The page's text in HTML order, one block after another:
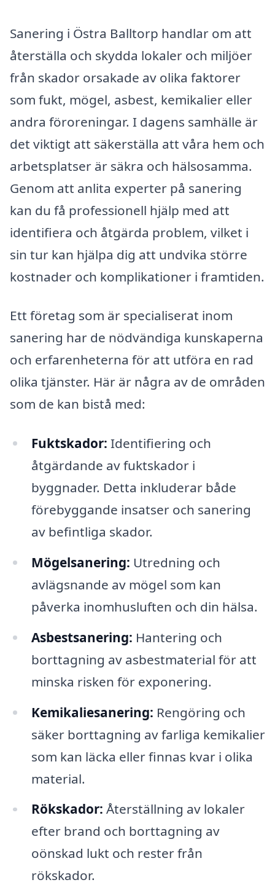
Sanering i Östra Balltorp handlar om att
återställa och skydda lokaler och miljöer
från skador orsakade av olika faktorer
som fukt, mögel, asbest, kemikalier eller
andra föroreningar. I dagens samhälle är
det viktigt att säkerställa att våra hem och
arbetsplatser är säkra och hälsosamma.
Genom att anlita experter på sanering
kan du få professionell hjälp med att
identifiera och åtgärda problem, vilket i
sin tur kan hjälpa dig att undvika större
kostnader och komplikationer i framtiden.
Ett företag som är specialiserat inom
sanering har de nödvändiga kunskaperna
och erfarenheterna för att utföra en rad
olika tjänster. Här är några av de områden
som de kan bistå med:
Fuktskador: Identifiering och
åtgärdande av fuktskador i
byggnader. Detta inkluderar både
förebyggande insatser och sanering
av befintliga skador.
Mögelsanering: Utredning och
avlägsnande av mögel som kan
påverka inomhusluften och din hälsa.
Asbestsanering: Hantering och
borttagning av asbestmaterial för att
minska risken för exponering.
Kemikaliesanering: Rengöring och
säker borttagning av farliga kemikalier
som kan läcka eller finnas kvar i olika
material.
Rökskador: Återställning av lokaler
efter brand och borttagning av
oönskad lukt och rester från
rökskador.